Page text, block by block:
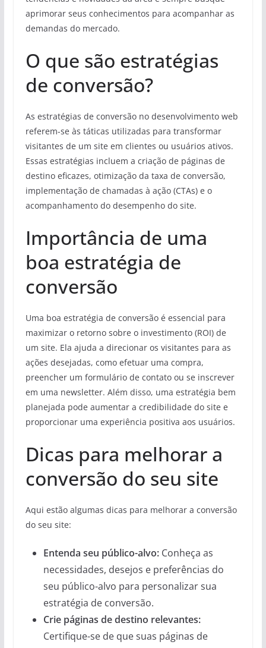
aprimorar seus conhecimentos para acompanhar as
demandas do mercado.
O que são estratégias
de conversão?
As estratégias de conversão no desenvolvimento web
referem-se às táticas utilizadas para transformar
visitantes de um site em clientes ou usuários ativos.
Essas estratégias incluem a criação de páginas de
destino eficazes, otimização da taxa de conversão,
implementação de chamadas à ação (CTAs) e o
acompanhamento do desempenho do site.
Importância de uma
boa estratégia de
conversão
Uma boa estratégia de conversão é essencial para
maximizar o retorno sobre o investimento (ROI) de
um site. Ela ajuda a direcionar os visitantes para as
ações desejadas, como efetuar uma compra,
preencher um formulário de contato ou se inscrever
em uma newsletter. Além disso, uma estratégia bem
planejada pode aumentar a credibilidade do site e
proporcionar uma experiência positiva aos usuários.
Dicas para melhorar a
conversão do seu site
Aqui estão algumas dicas para melhorar a conversão
do seu site:
Entenda seu público-alvo:Conheça as
necessidades, desejos e preferências do
seu público-alvo para personalizar sua
estratégia de conversão.
Crie páginas de destino relevantes:
Certifique-se de que suas páginas de